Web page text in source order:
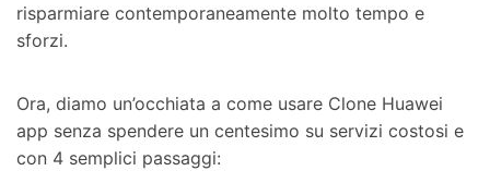
risparmiare contemporaneamente molto tempo e
sforzi.
Ora, diamo un’occhiata a come usare Clone Huawei
app senza spendere un centesimo su servizi costosi e
con 4 semplici passaggi: